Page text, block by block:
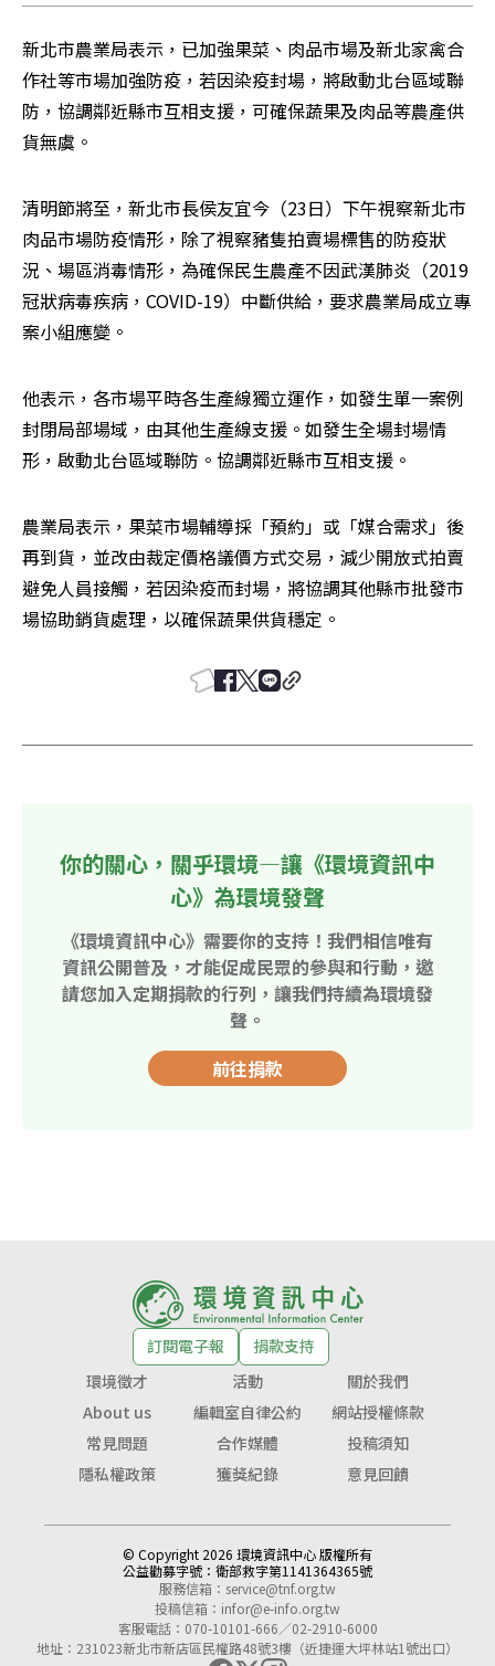
新北市農業局表示，已加強果菜、肉品市場及新北家禽合
作社等市場加強防疫，若因染疫封場，將啟動北台區域聯
防，協調鄰近縣市互相支援，可確保蔬果及肉品等農產供
貨無虞。
清明節將至，新北市長侯友宜今（23日）下午視察新北市
肉品市場防疫情形，除了視察豬隻拍賣場標售的防疫狀
況、場區消毒情形，為確保民生農產不因武漢肺炎（2019
冠狀病毒疾病，COVID-19）中斷供給，要求農業局成立專
案小組應變。
他表示，各市場平時各生產線獨立運作，如發生單一案例
封閉局部場域，由其他生產線支援。如發生全場封場情
形，啟動北台區域聯防。協調鄰近縣市互相支援。
農業局表示，果菜市場輔導採「預約」或「媒合需求」後
再到貨，並改由裁定價格議價方式交易，減少開放式拍賣
避免人員接觸，若因染疫而封場，將協調其他縣市批發市
場協助銷貨處理，以確保蔬果供貨穩定。
你的關心，關乎環境—讓《環境資訊中
心》為環境發聲
《環境資訊中心》需要你的支持！我們相信唯有
資訊公開普及，才能促成民眾的參與和行動，邀
請您加入定期捐款的行列，讓我們持續為環境發
聲。
前往捐款
訂閱電子報
捐款支持
環境徵才
活動
關於我們
About us
編輯室自律公約
網站授權條款
常見問題
合作媒體
投稿須知
隱私權政策
獲獎紀錄 意見回饋
© Copyright 2026 環境資訊中心 版權所有
公益勸募字號： 衛部救字第1141364365號
服務信箱： service@tnf.org.tw
投稿信箱： infor@e-info.org.tw
客服電話：070-10101-666／02-2910-6000
地址：231023新北市新店區民權路48號3樓（近捷運大坪林站1號出口）